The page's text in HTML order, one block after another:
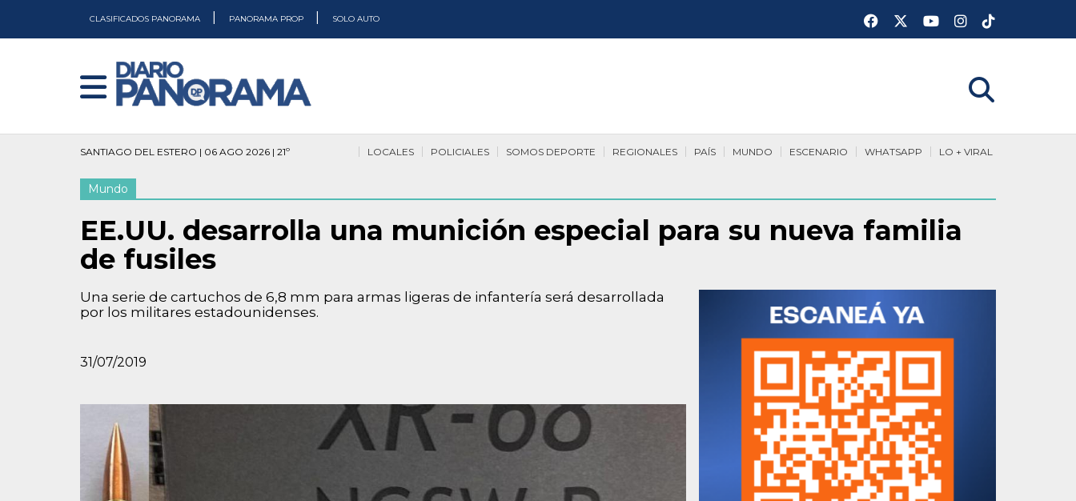
CLASIFICADOS PANORAMA PANORAMA PROP SOLO AUTO
SANTIAGO DEL ESTERO | 06 AGO 2026 | 21º LO + VIRAL
WHATSAPP
ESCENARIO
MUNDO
PAÍS
REGIONALES
SOMOS DEPORTE
POLICIALES
LOCALES
Mundo
EE.UU. desarrolla una munición especial para su nueva familia
de fusiles
Una serie de cartuchos de 6,8 mm para armas ligeras de infantería será desarrollada
por los militares estadounidenses.
31/07/2019